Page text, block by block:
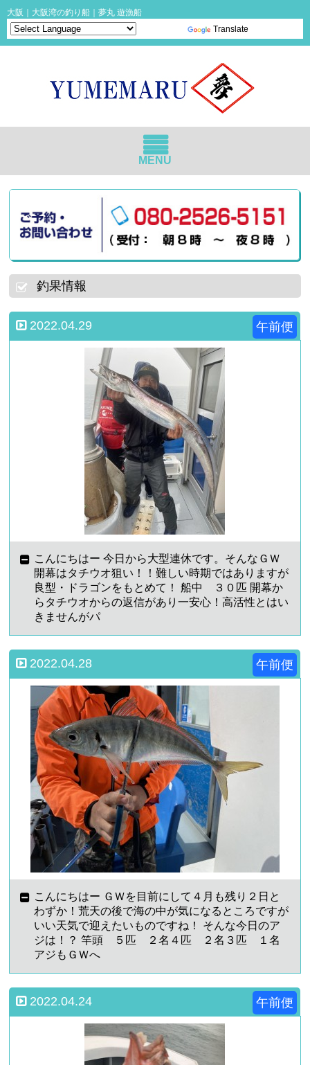
大阪｜大阪湾の釣り船｜夢丸 遊漁船
Translate
MENU
釣果情報
2022.04.29 午前便
こんにちはー 今日から大型連休です。そんなＧＷ
開幕はタチウオ狙い！！難しい時期ではありますが
良型・ドラゴンをもとめて！ 船中 ３０匹 開幕か
らタチウオからの返信があり一安心！高活性とはい
きませんがパ
2022.04.28 午前便
こんにちはー ＧＷを目前にして４月も残り２日と
わずか！荒天の後で海の中が気になるところですが
いい天気で迎えたいものですね！ そんな今日のア
ジは！？ 竿頭 ５匹 ２名４匹 ２名３匹 １名
アジもＧＷへ
2022.04.24 午前便